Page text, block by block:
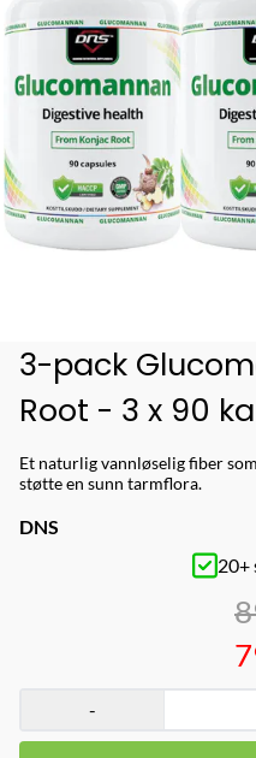
3-pack
Root - 3 x 90
Et naturlig vannløselig fiber
støtte en sunn tarmflora.
DNS
20+
-